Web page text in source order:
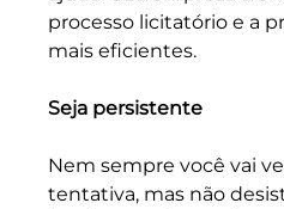
processo licitatório e a
mais eficientes.
Seja persistente
Nem sempre você vai
tentativa, mas não